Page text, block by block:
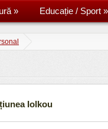
» Educație / Sport »
Iolkou